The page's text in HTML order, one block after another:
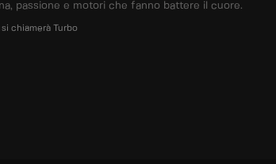
passione e motori che fanno battere il cuore.
chiamerà Turbo